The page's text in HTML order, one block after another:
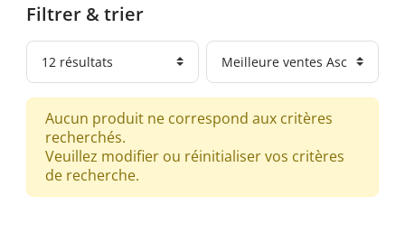
Filtrer & trier
Aucun produit ne correspond aux critères
recherchés.
Veuillez modifier ou réinitialiser vos critères
de recherche.